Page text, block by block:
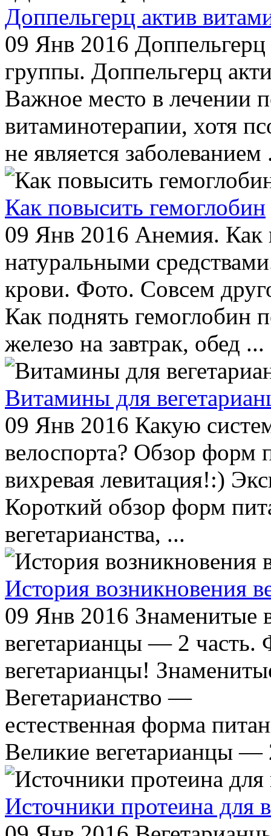
Доппельгерц актив
09 Янв 2016
группы. Доппельгерц
Важное место в лечении
витаминотерапии, хотя
не является заболеванием
Как повысить гемоглобин
09 Янв 2016 Анемия. Как
натуральными
крови. Фото. Совсем
Как поднять гемоглобин
железо на завтрак, обед ...
Витамины для
09 Янв 2016 Какую
велоспорта? Обзор форм
вихревая левитация!:)
Короткий обзор форм
вегетарианства, ...
История возникновения
09 Янв 2016 Знаменитые
вегетарианцы — 2 часть.
вегетарианцы!
Вегетарианство —
естественная форма
Великие вегетарианцы —
Источники протеина для